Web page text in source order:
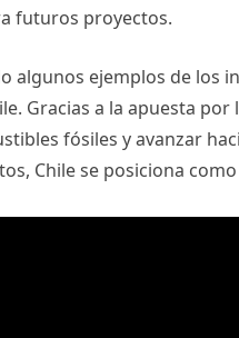
futuros proyectos.
algunos ejemplos de los
Gracias a la apuesta
fósiles y avanzar
Chile se posiciona